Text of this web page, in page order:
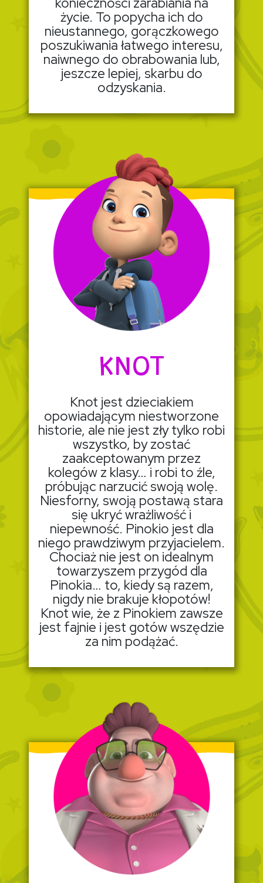
życie. To popycha ich do
nieustannego, gorączkowego
poszukiwania łatwego interesu,
naiwnego do obrabowania lub,
jeszcze lepiej, skarbu do
odzyskania.
KNOT
Knot jest dzieciakiem
opowiadającym niestworzone
historie, ale nie jest zły tylko robi
wszystko, by zostać
zaakceptowanym przez
kolegów z klasy… i robi to źle,
próbując narzucić swoją wolę.
Niesforny, swoją postawą stara
się ukryć wrażliwość i
niepewność. Pinokio jest dla
niego prawdziwym przyjacielem.
Chociaż nie jest on idealnym
towarzyszem przygód dla
Pinokia… to, kiedy są razem,
nigdy nie brakuje kłopotów!
Knot wie, że z Pinokiem zawsze
jest fajnie i jest gotów wszędzie
za nim podążać.